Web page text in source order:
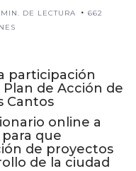
DE LECTURA
662
participación
de Acción de
Cantos
online a
que
de proyectos
de la ciudad